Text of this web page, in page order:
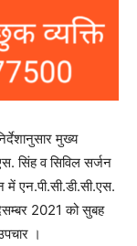
मुख्य
सिंह व सिविल सर्जन
में एन.पी.सी.डी.सी.एस.
2021 को सुबह
।